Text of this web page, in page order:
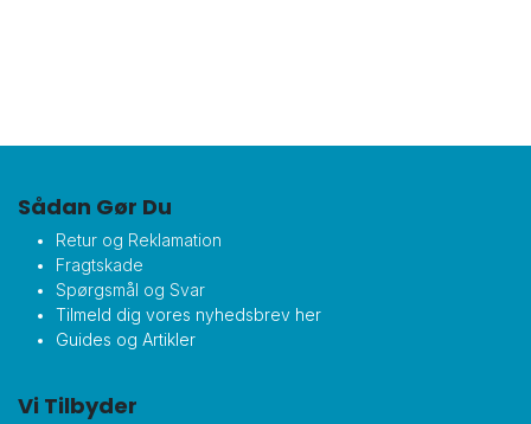
Sådan Gør Du
Retur og Reklamation
Fragtskade
Spørgsmål og Svar
Tilmeld dig vores nyhedsbrev her
Guides og Artikler
Vi Tilbyder